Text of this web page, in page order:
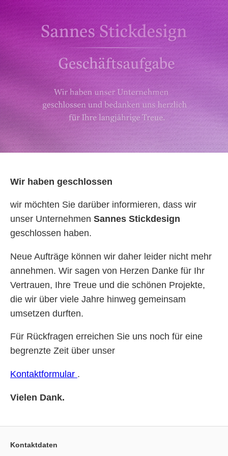
Wir haben geschlossen
wir möchten Sie darüber informieren, dass wir
unser Unternehmen Sannes Stickdesign
geschlossen haben.
Neue Aufträge können wir daher leider nicht mehr
annehmen. Wir sagen von Herzen Danke für Ihr
Vertrauen, Ihre Treue und die schönen Projekte,
die wir über viele Jahre hinweg gemeinsam
umsetzen durften.
Für Rückfragen erreichen Sie uns noch für eine
begrenzte Zeit über unser
Kontaktformular .
Vielen Dank.
Kontaktdaten